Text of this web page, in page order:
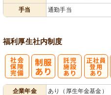
手当
通勤手当
福利厚生社内制度
企業年金 あり（厚生年金基金）